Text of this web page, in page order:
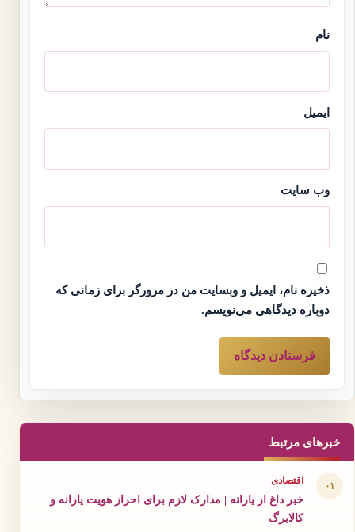
نام
ایمیل
وب‌ سایت
ذخیره نام، ایمیل و وبسایت من در مرورگر برای زمانی که
دوباره دیدگاهی می‌نویسم.
خبرهای مرتبط
۰۱ اقتصادی
خبر داغ از یارانه | مدارک لازم برای احراز هویت یارانه و
کالابرگ